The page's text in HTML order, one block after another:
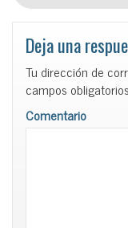
Deja una
Tu dirección de
campos
Comentario